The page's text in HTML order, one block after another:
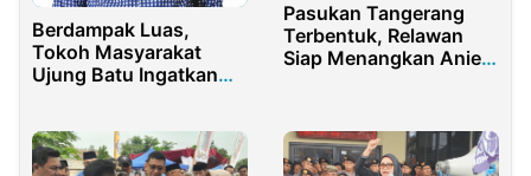
Berdampak Luas,
Tokoh Masyarakat
Ujung Batu Ingatkan
Sei Rokan
Pasukan Tangerang
Terbentuk, Relawan
Siap Menangkan Anies